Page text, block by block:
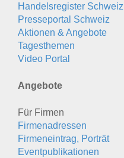
Handelsregister Schweiz
Presseportal Schweiz
Aktionen & Angebote
Tagesthemen
Video Portal
Angebote
Für Firmen
Firmenadressen
Firmeneintrag, Porträt
Eventpublikationen